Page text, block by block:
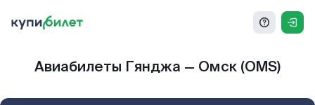
Авиабилеты Гянджа — Омск (OMS)